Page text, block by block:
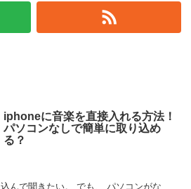
iphoneに音楽を直接入れる方法！
パソコンなしで簡単に取り込め
る？
んで聞きたい。 でも、 パソコンがな